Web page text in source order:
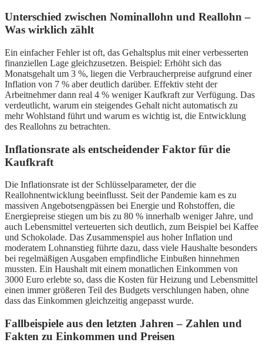
Unterschied zwischen Nominallohn und Reallohn –
Was wirklich zählt
Ein einfacher Fehler ist oft, das Gehaltsplus mit einer verbesserten
finanziellen Lage gleichzusetzen. Beispiel: Erhöht sich das
Monatsgehalt um 3 %, liegen die Verbraucherpreise aufgrund einer
Inflation von 7 % aber deutlich darüber. Effektiv steht der
Arbeitnehmer dann real 4 % weniger Kaufkraft zur Verfügung. Das
verdeutlicht, warum ein steigendes Gehalt nicht automatisch zu
mehr Wohlstand führt und warum es wichtig ist, die Entwicklung
des Reallohns zu betrachten.
Inflationsrate als entscheidender Faktor für die
Kaufkraft
Die Inflationsrate ist der Schlüsselparameter, der die
Reallohnentwicklung beeinflusst. Seit der Pandemie kam es zu
massiven Angebotsengpässen bei Energie und Rohstoffen, die
Energiepreise stiegen um bis zu 80 % innerhalb weniger Jahre, und
auch Lebensmittel verteuerten sich deutlich, zum Beispiel bei Kaffee
und Schokolade. Das Zusammenspiel aus hoher Inflation und
moderatem Lohnanstieg führte dazu, dass viele Haushalte besonders
bei regelmäßigen Ausgaben empfindliche Einbußen hinnehmen
mussten. Ein Haushalt mit einem monatlichen Einkommen von
3000 Euro erlebte so, dass die Kosten für Heizung und Lebensmittel
einen immer größeren Teil des Budgets verschlungen haben, ohne
dass das Einkommen gleichzeitig angepasst wurde.
Fallbeispiele aus den letzten Jahren – Zahlen und
Fakten zu Einkommen und Preisen